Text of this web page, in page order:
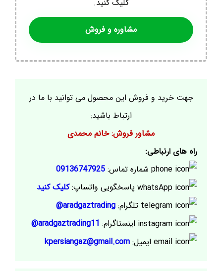
کلیک کنید.
مشاوره و فروش
جهت خرید و فروش این محصول می توانید با ما در
ارتباط باشید:
مشاور فروش: خانم محمدی
راه های ارتباطی:
شماره تماس: 09136747925
پاسخگویی واتساپ:کلیک کنید
تلگرام: aradgaztrading@
اینستاگرام: aradgaztrading11@
ایمیل: kpersiangaz@gmail.com